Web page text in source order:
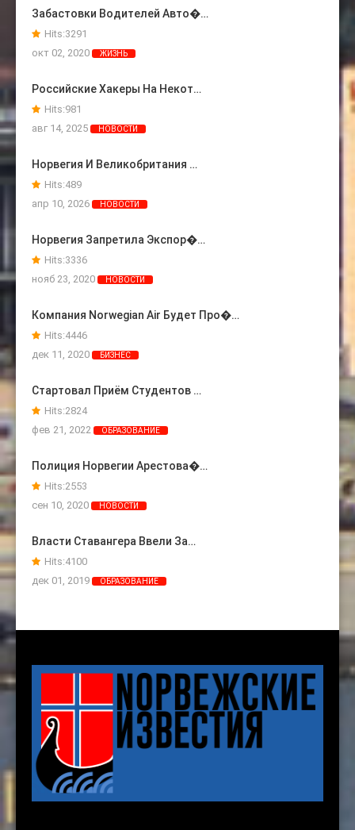
Забастовки Водителей Авто�…
Hits:3291
окт 02, 2020
ЖИЗНЬ
Российские Хакеры На Некот…
Hits:981
авг 14, 2025
НОВОСТИ
Норвегия И Великобритания …
Hits:489
апр 10, 2026
НОВОСТИ
Норвегия Запретила Экспор�…
Hits:3336
нояб 23, 2020
НОВОСТИ
Компания Norwegian Air Будет Про�…
Hits:4446
дек 11, 2020
БИЗНЕС
Стартовал Приём Студентов …
Hits:2824
фев 21, 2022
ОБРАЗОВАНИЕ
Полиция Норвегии Арестова�…
Hits:2553
сен 10, 2020
НОВОСТИ
Власти Ставангера Ввели За…
Hits:4100
дек 01, 2019
ОБРАЗОВАНИЕ